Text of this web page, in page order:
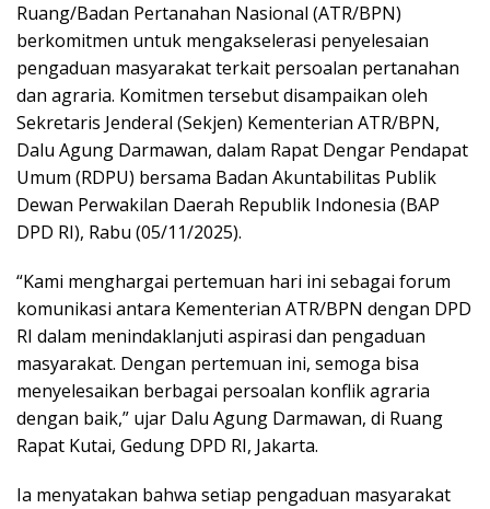
Ruang/Badan Pertanahan Nasional (ATR/BPN)
berkomitmen untuk mengakselerasi penyelesaian
pengaduan masyarakat terkait persoalan pertanahan
dan agraria. Komitmen tersebut disampaikan oleh
Sekretaris Jenderal (Sekjen) Kementerian ATR/BPN,
Dalu Agung Darmawan, dalam Rapat Dengar Pendapat
Umum (RDPU) bersama Badan Akuntabilitas Publik
Dewan Perwakilan Daerah Republik Indonesia (BAP
DPD RI), Rabu (05/11/2025).
“Kami menghargai pertemuan hari ini sebagai forum
komunikasi antara Kementerian ATR/BPN dengan DPD
RI dalam menindaklanjuti aspirasi dan pengaduan
masyarakat. Dengan pertemuan ini, semoga bisa
menyelesaikan berbagai persoalan konflik agraria
dengan baik,” ujar Dalu Agung Darmawan, di Ruang
Rapat Kutai, Gedung DPD RI, Jakarta.
Ia menyatakan bahwa setiap pengaduan masyarakat